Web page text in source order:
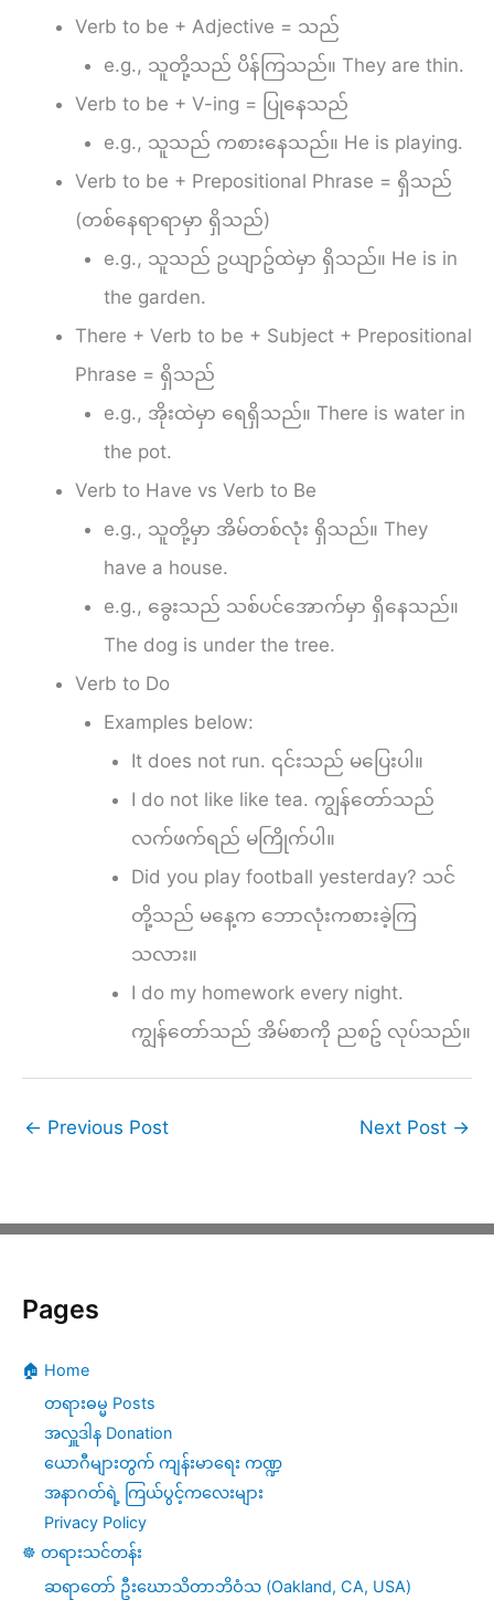
Verb to be + Adjective = သည်
e.g., သူတို့သည် ပိန်ကြသည်။ They are thin.
Verb to be + V-ing = ပြုနေသည်
e.g., သူသည် ကစားနေသည်။ He is playing.
Verb to be + Prepositional Phrase = ရှိသည်
(တစ်နေရာရာမှာ ရှိသည်)
e.g., သူသည် ဥယျာဥ်ထဲမှာ ရှိသည်။ He is in
the garden.
There + Verb to be + Subject + Prepositional
Phrase = ရှိသည်
e.g., အိုးထဲမှာ ရေရှိသည်။ There is water in
the pot.
Verb to Have vs Verb to Be
e.g., သူတို့မှာ အိမ်တစ်လုံး ရှိသည်။ They
have a house.
e.g., ခွေးသည် သစ်ပင်အောက်မှာ ရှိနေသည်။
The dog is under the tree.
Verb to Do
Examples below:
It does not run. ၎င်းသည် မပြေးပါ။
I do not like like tea. ကျွန်တော်သည်
လက်ဖက်ရည် မကြိုက်ပါ။
Did you play football yesterday? သင်
တို့သည် မနေ့က ဘောလုံးကစားခဲ့ကြ
သလား။
I do my homework every night.
ကျွန်တော်သည် အိမ်စာကို ညစဥ် လုပ်သည်။
← Previous Post Next Post →
Pages
🏠 Home
တရားဓမ္မ Posts
အလှူဒါန Donation
ယောဂီများတွက် ကျန်းမာရေး ကဏ္ဍ
အနာဂတ်ရဲ့ ကြယ်ပွင့်ကလေးများ
Privacy Policy
☸️ တရားသင်တန်း
ဆရာတော် ဦးဃောသိတာဘိဝံသ (Oakland, CA, USA)